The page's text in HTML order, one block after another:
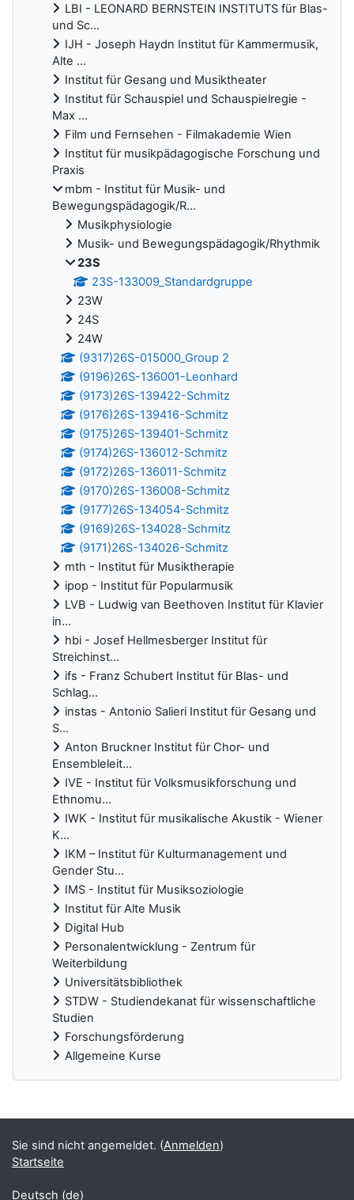
LBI - LEONARD BERNSTEIN INSTITUTS für Blas-
und Sc...
IJH - Joseph Haydn Institut für Kammermusik,
Alte ...
Institut für Gesang und Musiktheater
Institut für Schauspiel und Schauspielregie -
Max ...
Film und Fernsehen - Filmakademie Wien
Institut für musikpädagogische Forschung und
Praxis
mbm - Institut für Musik- und
Bewegungspädagogik/R...
Musikphysiologie
Musik- und Bewegungspädagogik/Rhythmik
23S
23S-133009_Standardgruppe
23W
24S
24W
(9317)26S-015000_Group 2
(9196)26S-136001-Leonhard
(9173)26S-139422-Schmitz
(9176)26S-139416-Schmitz
(9175)26S-139401-Schmitz
(9174)26S-136012-Schmitz
(9172)26S-136011-Schmitz
(9170)26S-136008-Schmitz
(9177)26S-134054-Schmitz
(9169)26S-134028-Schmitz
(9171)26S-134026-Schmitz
mth - Institut für Musiktherapie
ipop - Institut für Popularmusik
LVB - Ludwig van Beethoven Institut für Klavier
in...
hbi - Josef Hellmesberger Institut für
Streichinst...
ifs - Franz Schubert Institut für Blas- und
Schlag...
instas - Antonio Salieri Institut für Gesang und
S...
Anton Bruckner Institut für Chor- und
Ensembleleit...
IVE - Institut für Volksmusikforschung und
Ethnomu...
IWK - Institut für musikalische Akustik - Wiener
K...
IKM – Institut für Kulturmanagement und
Gender Stu...
IMS - Institut für Musiksoziologie
Institut für Alte Musik
Digital Hub
Personalentwicklung - Zentrum für
Weiterbildung
Universitätsbibliothek
STDW - Studiendekanat für wissenschaftliche
Studien
Forschungsförderung
Allgemeine Kurse
Ergänzungsblöcke
Sie sind nicht angemeldet. (Anmelden)
Startseite
Deutsch ‎(de)‎